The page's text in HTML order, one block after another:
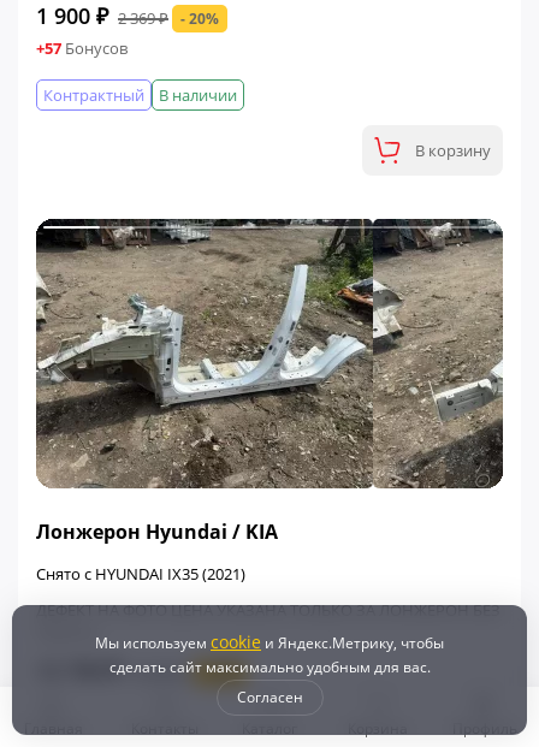
1 900 ₽ 2 369 ₽ - 20%
+57 Бонусов
В наличии
Контрактный
В корзину
Лонжерон Hyundai / KIA
Снято с HYUNDAI IX35 (2021)
ДЕФЕКТ НА ФОТО ЦЕНА УКАЗАНА ТОЛЬКО ЗА ЛОНЖЕРОН БЕЗ
ПОРОГА
12 700 ₽ 15 450 ₽ - 18%
Мы используем cookie и Яндекс.Метрику, чтобы
сделать сайт максимально удобным для вас.
Согласен